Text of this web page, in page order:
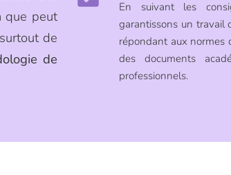
que peut
de
de
En suivant les
garantissons un travail
répondant aux normes
des documents
professionnels.